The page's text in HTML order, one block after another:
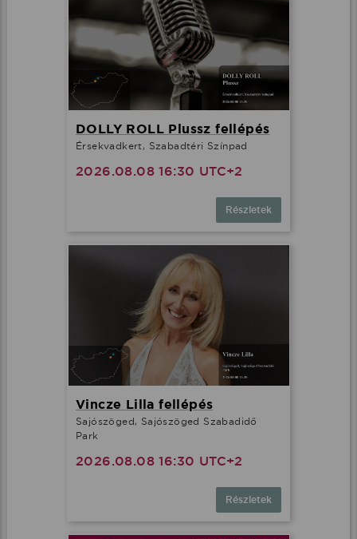
DOLLY ROLL Plussz fellépés
Érsekvadkert, Szabadtéri Színpad
2026.08.08 16:30 UTC+2
Részletek
Vincze Lilla fellépés
Sajószöged, Sajószöged Szabadidő
Park
2026.08.08 16:30 UTC+2
Részletek